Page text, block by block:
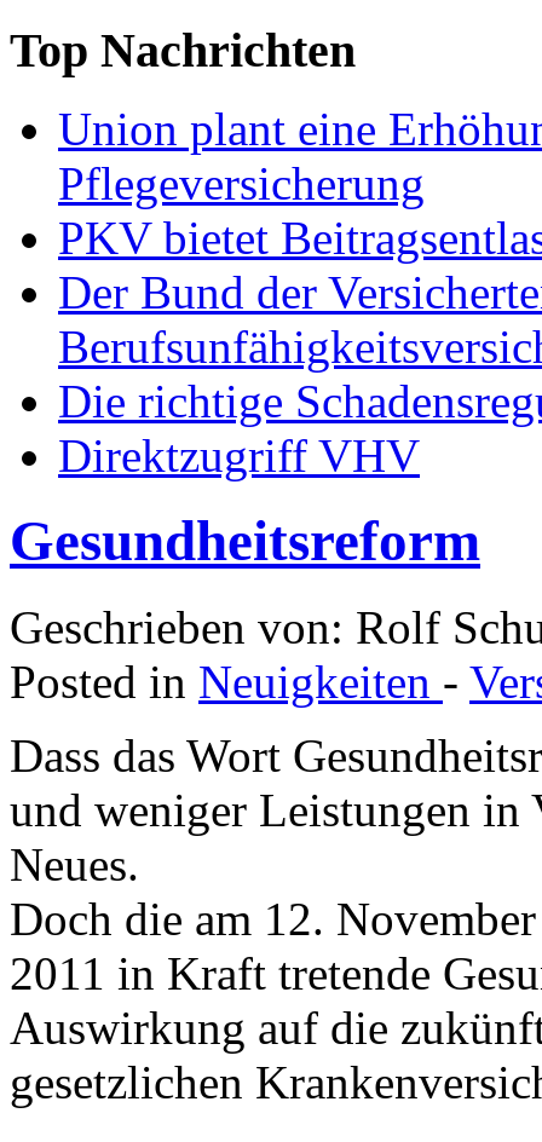
Top Nachrichten
Union plant eine
Pflegeversicherung
PKV bietet
Der Bund der
Die richtige
Direktzugriff VHV
Gesundheitsreform
Geschrieben von: Rolf
Posted in Neuigkeiten -
Dass das Wort
und weniger Leistungen in
Neues.
Doch die am 12.
2011 in Kraft tretende
Auswirkung auf die
gesetzlichen